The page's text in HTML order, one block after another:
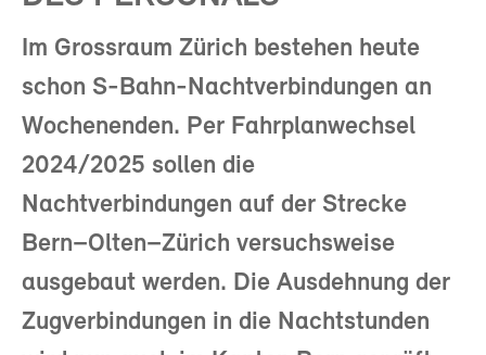
Im Grossraum Zürich bestehen heute
schon S-Bahn-Nachtverbindungen an
Wochenenden. Per Fahrplanwechsel
2024/2025 sollen die
Nachtverbindungen auf der Strecke
Bern–Olten–Zürich versuchsweise
ausgebaut werden. Die Ausdehnung der
Zugverbindungen in die Nachtstunden